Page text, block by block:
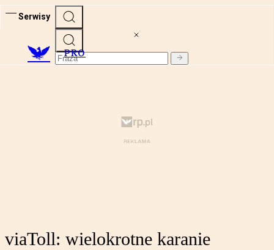
Serwisy
PRO
viaToll: wielokrotne karanie